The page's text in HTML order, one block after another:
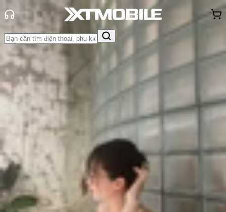
Trang chủ
Tin tức
Tư vấn
Tin Mới
Đánh Giá - Trên Tay
Khuyến
Thủ thuật Thông báoKhách
hàng - Sự kiện
Top 5 điện thoại cấu hình mạnh, sạc
nhanh, pin trâu HOT nhất 2023
Triệu Vy
Ngày đăng: 24/11/2023